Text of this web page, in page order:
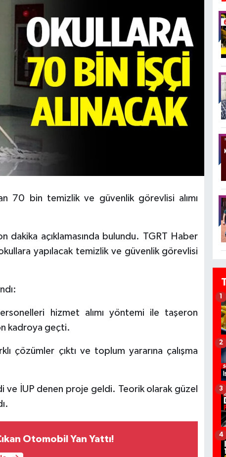
70 bin temizlik ve güvenlik görevlisi alımı
dakika açıklamasında bulundu. TGRT Haber
yapılacak temizlik ve güvenlik görevlisi
hizmet alımı yöntemi ile taşeron
kadroya geçti.
çözümler çıktı ve toplum yararına çalışma
İUP denen proje geldi. Teorik olarak güzel
Otomobil Yan Yattı!
1
2
3
4